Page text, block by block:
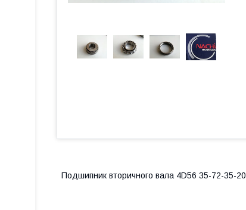
Подшипник вторичного вала 4D56 35-72-35-20